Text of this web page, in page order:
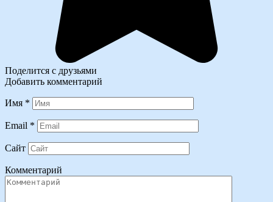
Поделится с друзьями
Добавить комментарий
Имя *
Email *
Сайт
Комментарий